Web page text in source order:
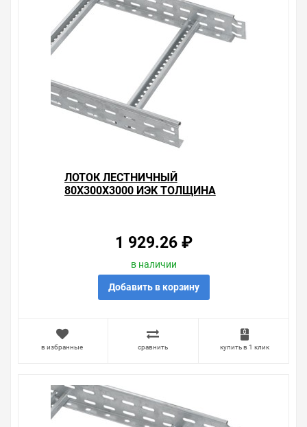
ЛОТОК ЛЕСТНИЧНЫЙ
80Х300Х3000 ИЭК ТОЛЩИНА
1 929.26 ₽
в наличии
Добавить в корзину
в избранные сравнить купить в 1 клик